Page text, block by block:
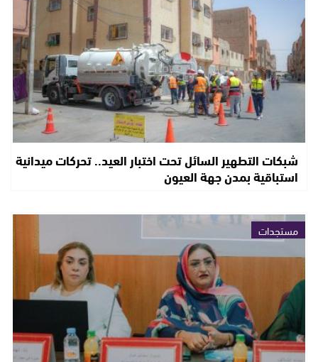
شبكات التطهير السائل تحت اختبار العيد.. تحركات ميدانية
استباقية بمدن جهة العيون
مستجدات